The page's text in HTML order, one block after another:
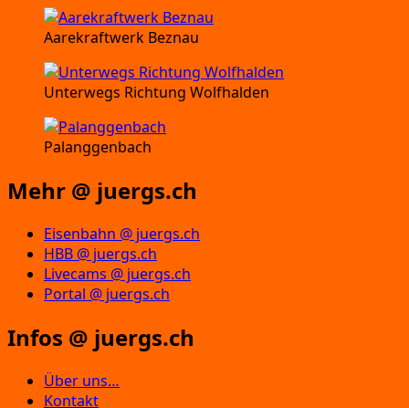
Aarekraftwerk Beznau
Unterwegs Richtung Wolfhalden
Palanggenbach
Mehr @ juergs.ch
Eisenbahn @ juergs.ch
HBB @ juergs.ch
Livecams @ juergs.ch
Portal @ juergs.ch
Infos @ juergs.ch
Über uns…
Kontakt